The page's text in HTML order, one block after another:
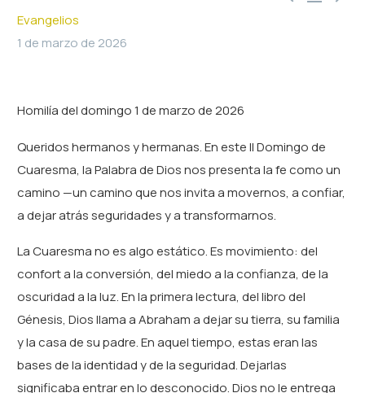
Evangelios
1 de marzo de 2026
Homilía del domingo 1 de marzo de 2026
Queridos hermanos y hermanas. En este II Domingo de
Cuaresma, la Palabra de Dios nos presenta la fe como un
camino —un camino que nos invita a movernos, a confiar,
a dejar atrás seguridades y a transformarnos.
La Cuaresma no es algo estático. Es movimiento: del
confort a la conversión, del miedo a la confianza, de la
oscuridad a la luz. En la primera lectura, del libro del
Génesis, Dios llama a Abraham a dejar su tierra, su familia
y la casa de su padre. En aquel tiempo, estas eran las
bases de la identidad y de la seguridad. Dejarlas
significaba entrar en lo desconocido. Dios no le entrega